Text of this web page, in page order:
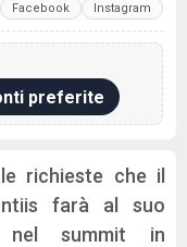
Facebook Instagram
preferite
richieste che il
farà al suo
nel summit in